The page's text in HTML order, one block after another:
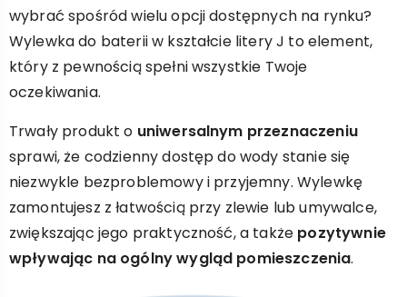
wybrać spośród wielu opcji dostępnych na rynku?
Wylewka do baterii w kształcie litery J to element,
który z pewnością spełni wszystkie Twoje
oczekiwania.
Trwały produkt o uniwersalnym przeznaczeniu
sprawi, że codzienny dostęp do wody stanie się
niezwykle bezproblemowy i przyjemny. Wylewkę
zamontujesz z łatwością przy zlewie lub umywalce,
zwiększając jego praktyczność, a także pozytywnie
wpływając na ogólny wygląd pomieszczenia.